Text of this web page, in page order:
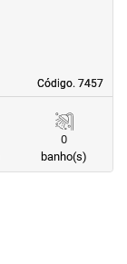
Código. 7457
Código. 7457
0
banho(s)